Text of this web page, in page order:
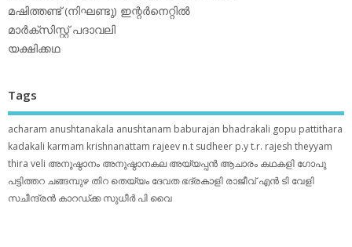
മഷിത്തണ്ട് (നിഘണ്ടു) ഇന്റര്‍നെറ്റില്‍
മാര്‍ക്‌സിസ്റ്റ് പദാവലി
യക്ഷിക്കഥ
Tags
acharam anushtanakala anushtanam baburajan bhadrakali gopu pattithara
kadakali karmam krishnanattam rajeev n.t sudheer p.yt.r. rajesh theyyam
thira veli അനുഷ്ഠാനം അനുഷ്ഠാനകല അയ്യപ്പന്‍ ആചാരം കഥകളി ഗോപു
പട്ടിത്തറ ചങ്ങമ്പുഴ തിറ തെയ്യം ദേവത ഭദ്രകാളി രാജീവ് എൻ ടി വേളി
സചീന്ദ്രന്‍ കാറഡ്ക്ക സുധീര്‍ പി വൈ